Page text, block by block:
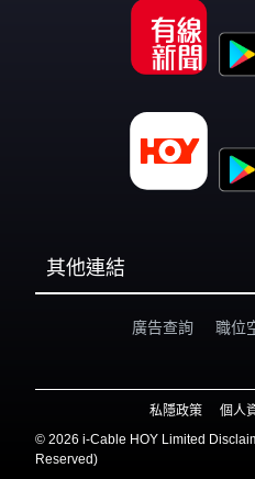
其他連結
廣告查詢 職位
私隱政策
個人
© 2026 i-Cable HOY Limited
Reserved)